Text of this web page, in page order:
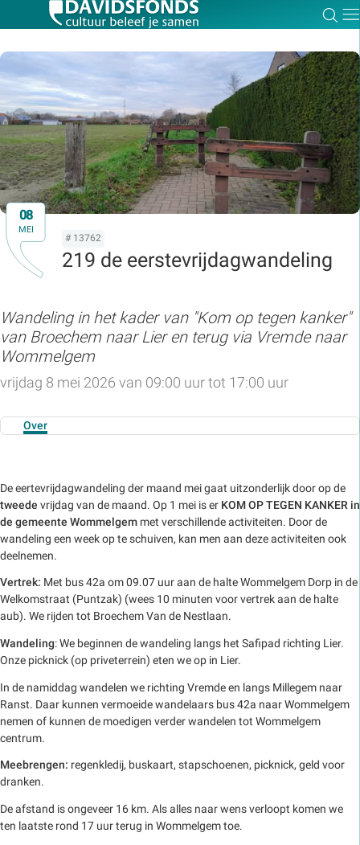
08
MEI
# 13762
219 de eerstevrijdagwandeling
Wandeling in het kader van "Kom op tegen kanker"
van Broechem naar Lier en terug via Vremde naar
Wommelgem
vrijdag 8 mei 2026 van 09:00 uur tot 17:00 uur
Over
De eertevrijdagwandeling der maand mei gaat uitzonderlijk door op de
tweede vrijdag van de maand. Op 1 mei is er KOMOP TEGEN KANKER in
de gemeente Wommelgem met verschillende activiteiten. Door de
wandeling een week op te schuiven, kan men aan deze activiteiten ook
deelnemen.
Vertrek: Met bus 42a om 09.07 uur aan de halte Wommelgem Dorp in de
Welkomstraat (Puntzak) (wees 10 minuten voor vertrek aan de halte
aub). We rijden tot Broechem Van de Nestlaan.
Wandeling: We beginnen de wandeling langs het Safipad richting Lier.
Onze picknick (op priveterrein) eten we op in Lier.
In de namiddag wandelen we richting Vremde en langs Millegem naar
Ranst. Daar kunnen vermoeide wandelaars bus 42a naar Wommelgem
nemen of kunnen de moedigen verder wandelen tot Wommelgem
centrum.
Meebrengen: regenkledij, buskaart, stapschoenen, picknick, geld voor
dranken.
De afstand is ongeveer 16 km. Als alles naar wens verloopt komen we
ten laatste rond 17 uur terug in Wommelgem toe.
Zoek:
Zoeken